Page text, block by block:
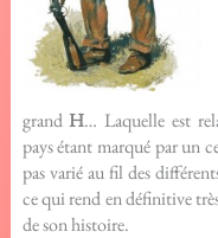
grandH… Laquelle est
pays étant marqué par un
pas varié au fil des
ce qui rend en définitive
de son histoire.